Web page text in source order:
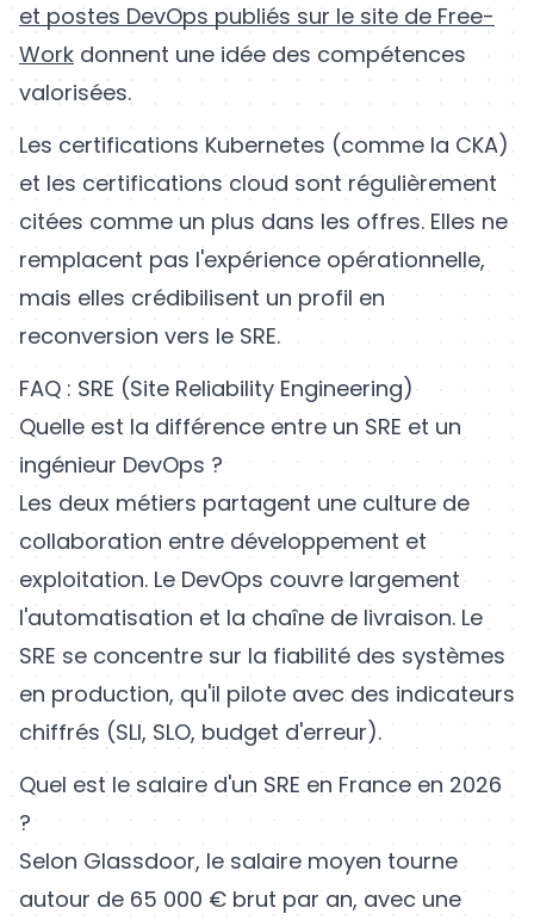
et postes DevOps publiés sur le site de Free-
Work donnent une idée des compétences
valorisées.
Les certifications Kubernetes (comme la CKA)
et les certifications cloud sont régulièrement
citées comme un plus dans les offres. Elles ne
remplacent pas l'expérience opérationnelle,
mais elles crédibilisent un profil en
reconversion vers le SRE.
FAQ : SRE (Site Reliability Engineering)
Quelle est la différence entre un SRE et un
ingénieur DevOps ?
Les deux métiers partagent une culture de
collaboration entre développement et
exploitation. Le DevOps couvre largement
l'automatisation et la chaîne de livraison. Le
SRE se concentre sur la fiabilité des systèmes
en production, qu'il pilote avec des indicateurs
chiffrés (SLI, SLO, budget d'erreur).
Quel est le salaire d'un SRE en France en 2026
?
Selon Glassdoor, le salaire moyen tourne
autour de 65 000 € brut par an, avec une